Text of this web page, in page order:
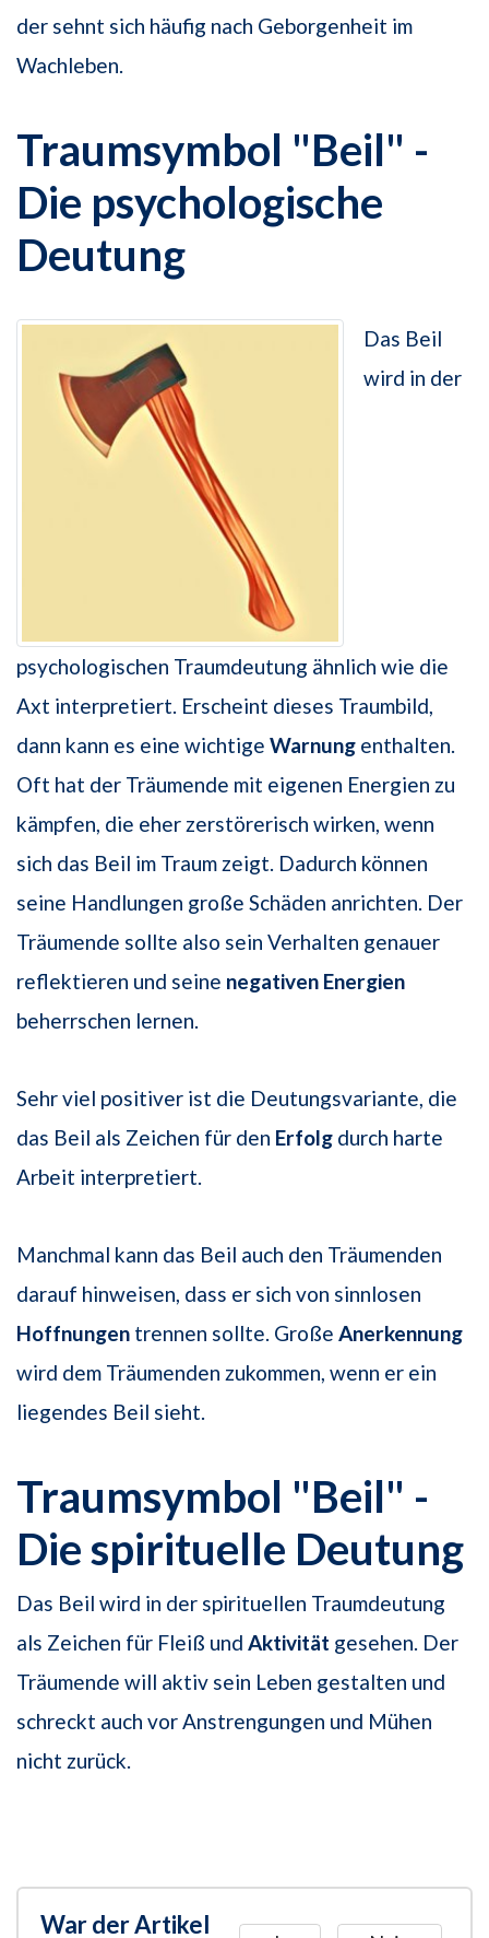
der sehnt sich häufig nach Geborgenheit im
Wachleben.
Traumsymbol "Beil" -
Die psychologische
Deutung
Das Beil
wird in der
psychologischen Traumdeutung ähnlich wie die
Axt interpretiert. Erscheint dieses Traumbild,
dann kann es eine wichtige Warnung enthalten.
Oft hat der Träumende mit eigenen Energien zu
kämpfen, die eher zerstörerisch wirken, wenn
sich das Beil im Traum zeigt. Dadurch können
seine Handlungen große Schäden anrichten. Der
Träumende sollte also sein Verhalten genauer
reflektieren und seine negativen Energien
beherrschen lernen.
Sehr viel positiver ist die Deutungsvariante, die
das Beil als Zeichen für den Erfolg durch harte
Arbeit interpretiert.
Manchmal kann das Beil auch den Träumenden
darauf hinweisen, dass er sich von sinnlosen
Hoffnungen trennen sollte. Große Anerkennung
wird dem Träumenden zukommen, wenn er ein
liegendes Beil sieht.
Traumsymbol "Beil" -
Die spirituelle Deutung
Das Beil wird in der spirituellen Traumdeutung
als Zeichen für Fleiß und Aktivität gesehen. Der
Träumende will aktiv sein Leben gestalten und
schreckt auch vor Anstrengungen und Mühen
nicht zurück.
War der Artikel